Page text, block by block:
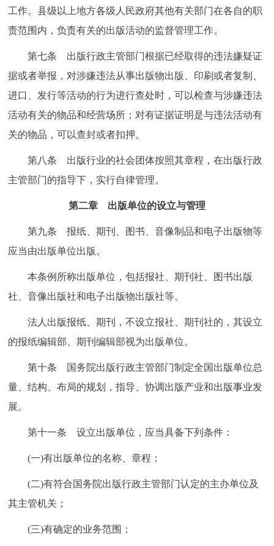
工作。县级以上地方各级人民政府其他有关部门在各自的职
责范围内，负责有关的出版活动的监督管理工作。
第七条 出版行政主管部门根据已经取得的违法嫌疑证
据或者举报，对涉嫌违法从事出版物出版、印刷或者复制、
进口、发行等活动的行为进行查处时，可以检查与涉嫌违法
活动有关的物品和经营场所；对有证据证明是与违法活动有
关的物品，可以查封或者扣押。
第八条 出版行业的社会团体按照其章程，在出版行政
主管部门的指导下，实行自律管理。
第二章 出版单位的设立与管理
第九条 报纸、期刊、图书、音像制品和电子出版物等
应当由出版单位出版。
本条例所称出版单位，包括报社、期刊社、图书出版
社、音像出版社和电子出版物出版社等。
法人出版报纸、期刊，不设立报社、期刊社的，其设立
的报纸编辑部、期刊编辑部视为出版单位。
第十条 国务院出版行政主管部门制定全国出版单位总
量、结构、布局的规划，指导、协调出版产业和出版事业发
展。
第十一条 设立出版单位，应当具备下列条件：
(一)有出版单位的名称、章程；
(二)有符合国务院出版行政主管部门认定的主办单位及
其主管机关；
(三)有确定的业务范围；